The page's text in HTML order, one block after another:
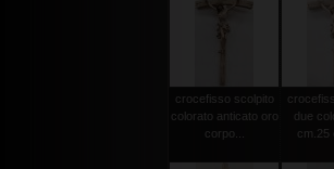
crocefisso scolpito
colorato anticato oro
corpo...
due
cm.25